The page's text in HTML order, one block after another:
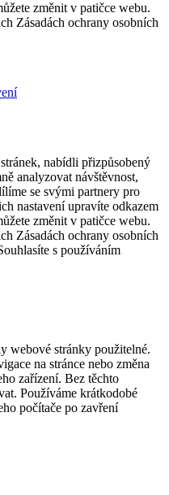
změnit v patičce webu.
Zásadách ochrany osobních
nabídli přizpůsobený
analyzovat návštěvnost,
se svými partnery pro
nastavení upravíte odkazem
změnit v patičce webu.
Zásadách ochrany osobních
s používáním
webové stránky použitelné.
na stránce nebo změna
zařízení. Bez těchto
Používáme krátkodobé
počítače po zavření